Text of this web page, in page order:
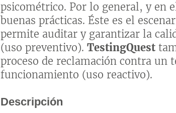
psicométrico. Por lo general, y en
buenas prácticas. Éste es el
permite auditar y garantizar la
(uso preventivo).TestingQuest
proceso de reclamación contra un
funcionamiento (uso reactivo).
Descripción